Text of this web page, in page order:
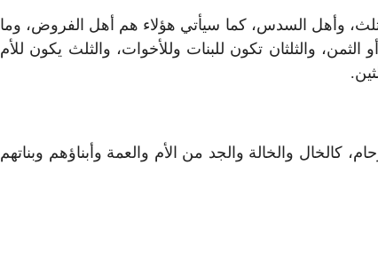
وأهل السدس، كما سيأتي هؤلاء هم أهل الفروض، وما
والثلثان تكون للبنات وللأخوات، والثلث يكون للأم
والخالة والجد من الأم والعمة وأبناؤهم وبناتهم